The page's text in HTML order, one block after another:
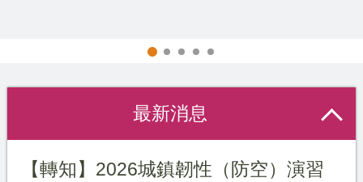
因應美國關稅勞工局協助方案
最新消息
【轉知】2026城鎮韌性（防空）演習